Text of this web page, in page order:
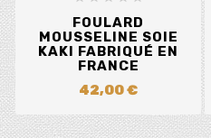
FOULARD
MOUSSELINE SOIE
KAKI FABRIQUÉ EN
FRANCE
42,00 €